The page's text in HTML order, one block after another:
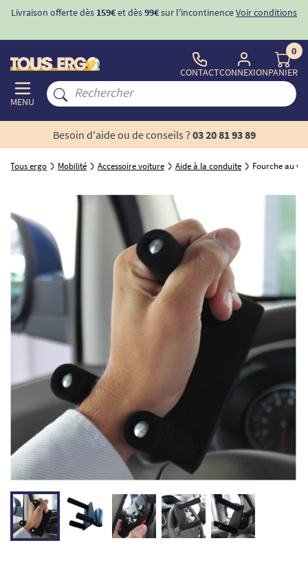
Livraison offerte dès 159€et dès99€sur l'incontinenceVoir conditions
MENU
CONTACTCONNEXION
0
PANIER
Besoin d'aide ou de conseils ? 03 20 81 93 89
Tous ergo Mobilité Accessoire voiture Aide à la conduite Fourche au